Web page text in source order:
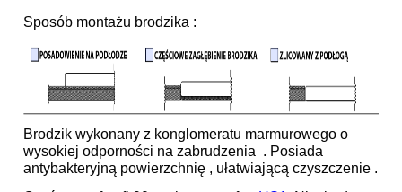
Sposób montażu brodzika :
Brodzik wykonany z konglomeratu marmurowego o
wysokiej odporności na zabrudzenia . Posiada
antybakteryjną powierzchnię , ułatwiającą czyszczenie .